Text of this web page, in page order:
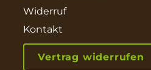
Widerruf
Kontakt
Vertrag widerrufen